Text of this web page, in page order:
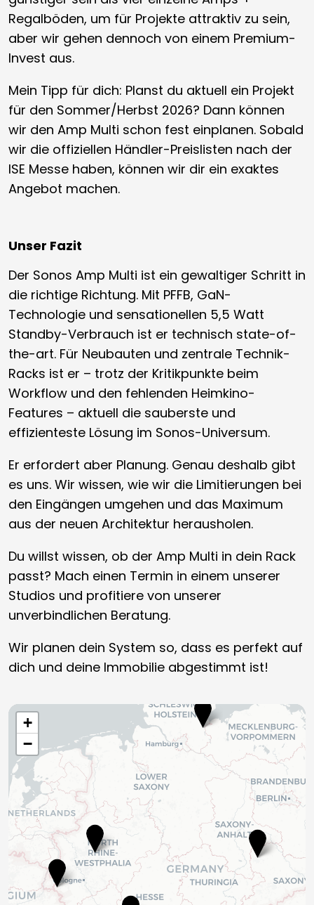
Regalböden, um für Projekte attraktiv zu sein,
aber wir gehen dennoch von einem Premium-
Invest aus.
Mein Tipp für dich: Planst du aktuell ein Projekt
für den Sommer/Herbst 2026? Dann können
wir den Amp Multi schon fest einplanen. Sobald
wir die offiziellen Händler-Preislisten nach der
ISE Messe haben, können wir dir ein exaktes
Angebot machen.
Unser Fazit
Der Sonos Amp Multi ist ein gewaltiger Schritt in
die richtige Richtung. Mit PFFB, GaN-
Technologie und sensationellen 5,5 Watt
Standby-Verbrauch ist er technisch state-of-
the-art. Für Neubauten und zentrale Technik-
Racks ist er – trotz der Kritikpunkte beim
Workflow und den fehlenden Heimkino-
Features – aktuell die sauberste und
effizienteste Lösung im Sonos-Universum.
Er erfordert aber Planung. Genau deshalb gibt
es uns. Wir wissen, wie wir die Limitierungen bei
den Eingängen umgehen und das Maximum
aus der neuen Architektur herausholen.
Du willst wissen, ob der Amp Multi in dein Rack
passt? Mach einen Termin in einem unserer
Studios und profitiere von unserer
unverbindlichen Beratung.
Wir planen dein System so, dass es perfekt auf
dich und deine Immobilie abgestimmt ist!
+
−